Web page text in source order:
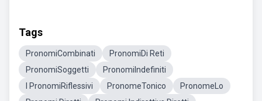
Tags
PronomiCombinati
PronomiDi Reti
PronomiSoggetti
PronomiIndefiniti
I PronomiRiflessivi
PronomeTonico
PronomeLo